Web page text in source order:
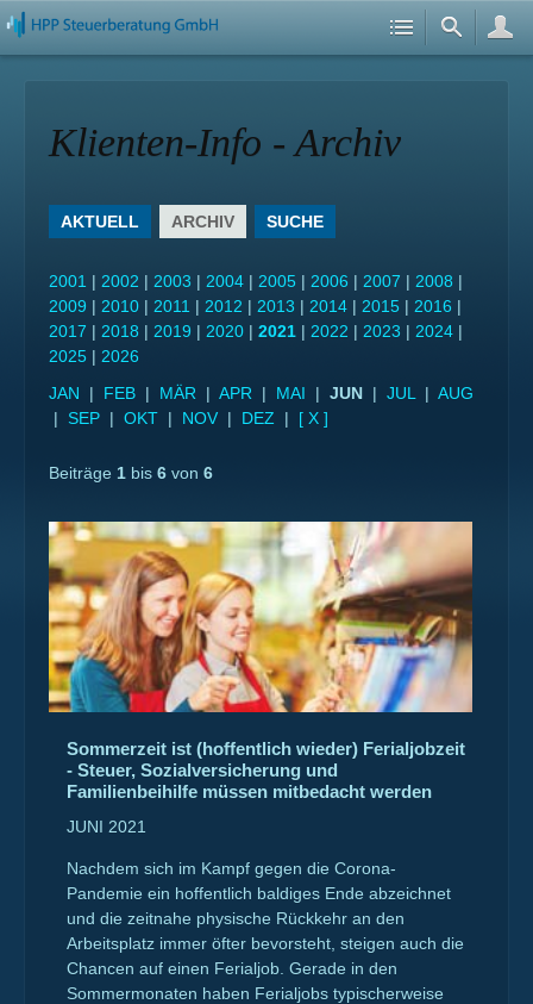
Klienten-Info - Archiv
AKTUELL ARCHIV SUCHE
2001 | 2002 | 2003 | 2004 | 2005 | 2006 | 2007 | 2008 |
2009 | 2010 | 2011 | 2012 | 2013 | 2014 | 2015 | 2016 |
2017 | 2018 | 2019 | 2020 | 2021 | 2022 | 2023 | 2024 |
2025 | 2026
JAN | FEB | MÄR | APR | MAI | JUN | JUL | AUG
| SEP | OKT | NOV | DEZ | [ X ]
Beiträge 1 bis 6 von 6
Sommerzeit ist (hoffentlich wieder) Ferialjobzeit
- Steuer, Sozialversicherung und
Familienbeihilfe müssen mitbedacht werden
JUNI 2021
Nachdem sich im Kampf gegen die Corona-
Pandemie ein hoffentlich baldiges Ende abzeichnet
und die zeitnahe physische Rückkehr an den
Arbeitsplatz immer öfter bevorsteht, steigen auch die
Chancen auf einen Ferialjob. Gerade in den
Sommermonaten haben Ferialjobs typischerweise